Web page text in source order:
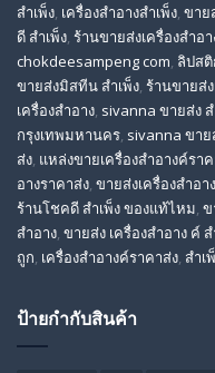
สําเพ็ง, เครื่องสำอางสำเพ็ง, ขาย
ดี สําเพ็ง, ร้านขายส่งเครื่องสําอ
chokdeesampeng com, ลิปส
ขายส่งมิสทีน สําเพ็ง, ร้านขายส่
เครื่องสำอาง, sivanna ขายส่ง สํ
กรุงเทพมหานคร, sivanna ขาย
ส่ง, แหล่งขายเครื่องสําอางค์รา
อางราคาส่ง, ขายส่งเครื่องสําอาง
ร้านโชคดี สําเพ็ง ของแท้ไหม, ข
สําอาง, ขายส่ง เครื่องสำอาง ค์ ส
ถูก, เครื่องสำอางค์ราคาส่ง, สำเ
ป้ายกำกับสินค้า